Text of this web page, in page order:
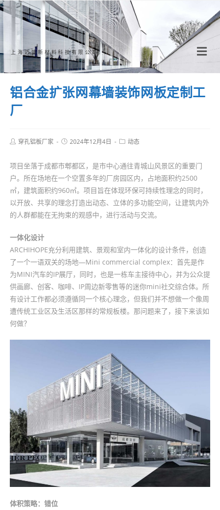
Skip
上海迈饰新材料科技有限公司
铝合金扩张网幕墙装饰网板定制工
厂
Post穿孔铝板厂家
Post2024年12月4日
Post动态
项目坐落于成都市郫都区，是市中心通往青城山风景区的重要门
户。所在场地在一个空置多年的厂房园区内，占地面积约2500
㎡，建筑面积约960㎡。项目旨在体现环保可持续性理念的同时，
以开放、共享的理念打造出动态、立体的多功能空间，让建筑内外
的人群都能在无拘束的观感中，进行活动与交流。
一体化设计
ARCHIHOPE充分利用建筑、景观和室内一体化的设计条件，创造
了一个一语双关的场地—Mini commercial complex：首先是作
为MINI汽车的IP展厅，同时，也是一栋车主接待中心，并为公众提
供画廊、创客、咖啡、IP周边新零售等的迷你mini社交综合体。所
有设计工作都必须遵循同一个核心理念，但我们并不想做一个像周
遭传统工业区及生活区那样的常规板楼。那问题来了，接下来该如
何做？
体积策略：错位